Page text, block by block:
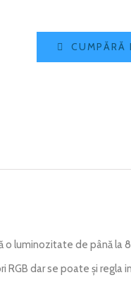
CUMPĂRĂ
luminozitate de până la
RGB dar se poate și regla